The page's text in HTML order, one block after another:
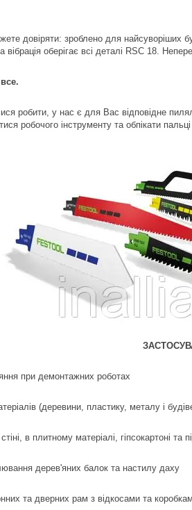
довіряти: зроблено для найсуворіших
вібрація оберігає всі деталі RSC 18.
робити, у нас є для Вас відповідне
робочого інструменту та обпікати
при демонтажних роботах
(деревини, пластику, металу і
в плитному матеріалі, гіпсокартоні та
дерев'яних балок та настилу даху
та дверних рам з відкосами та